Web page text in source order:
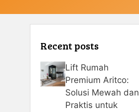
Recent posts
Lift Rumah
Premium Aritco:
Solusi Mewah dan
Praktis untuk